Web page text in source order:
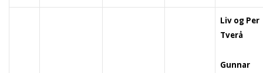
Liv og Per
Tverå
Gunnar